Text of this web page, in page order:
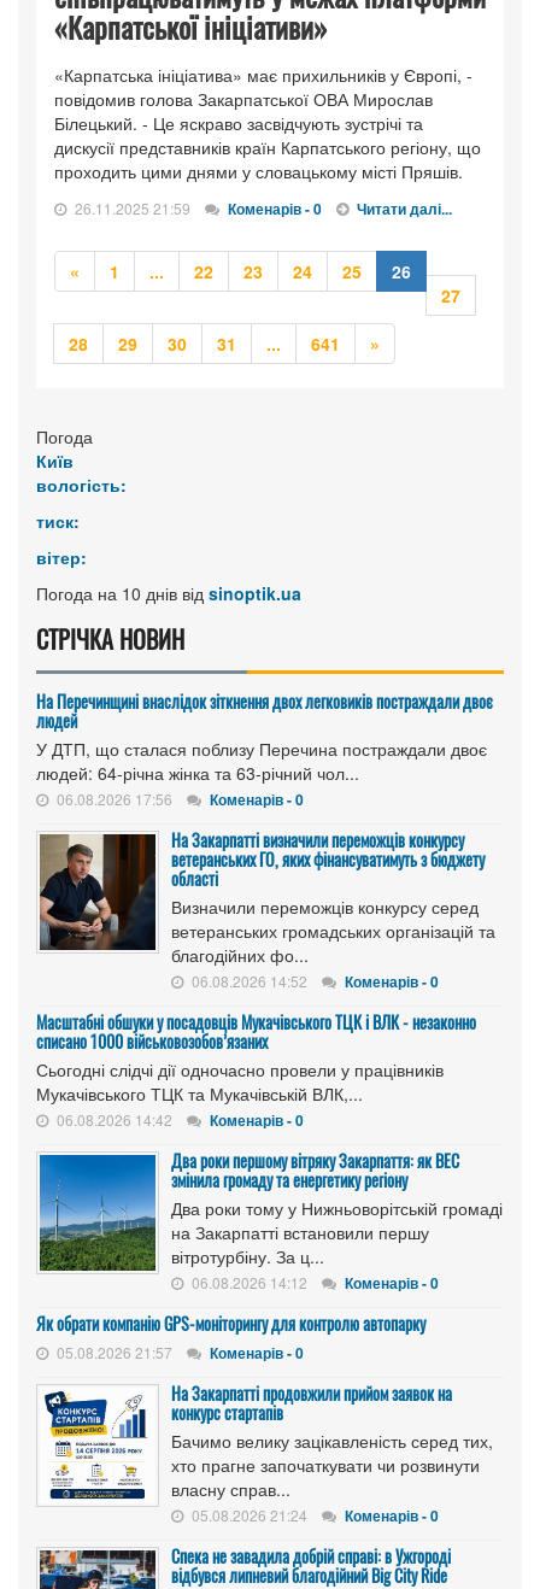
«Карпатської ініціативи»
«Карпатська ініціатива» має прихильників у Європі, -
повідомив голова Закарпатської ОВА Мирослав
Білецький. - Це яскраво засвідчують зустрічі та
дискусії представників країн Карпатського регіону, що
проходить цими днями у словацькому місті Пряшів.
26.11.2025 21:59 Коменарів - 0 Читати далі...
« Попередня
1 ... Попередня
22 23 24 25
26
27
28
29 30 31 ... Попередня
641 »
Погода
Київ
вологість:
тиск:
вітер:
Погода на 10 днів від sinoptik.ua
СТРІЧКА НОВИН
На Перечинщині внаслідок зіткнення двох легковиків постраждали двоє
людей
У ДТП, що сталася поблизу Перечина постраждали двоє
людей: 64-річна жінка та 63-річний чол...
06.08.2026 17:56 Коменарів - 0
На Закарпатті визначили переможців конкурсу
ветеранських ГО, яких фінансуватимуть з бюджету
області
Визначили переможців конкурсу серед
ветеранських громадських організацій та
благодійних фо...
06.08.2026 14:52 Коменарів - 0
Масштабні обшуки у посадовців Мукачівського ТЦК і ВЛК - незаконно
списано 1000 військовозобов’язаних
Сьогодні слідчі дії одночасно провели у працівників
Мукачівського ТЦК та Мукачівській ВЛК,...
06.08.2026 14:42 Коменарів - 0
Два роки першому вітряку Закарпаття: як ВЕС
змінила громаду та енергетику регіону
Два роки тому у Нижньоворітській громаді
на Закарпатті встановили першу
вітротурбіну. За ц...
06.08.2026 14:12 Коменарів - 0
Як обрати компанію GPS-моніторингу для контролю автопарку
05.08.2026 21:57 Коменарів - 0
На Закарпатті продовжили прийом заявок на
конкурс стартапів
Бачимо велику зацікавленість серед тих,
хто прагне започаткувати чи розвинути
власну справ...
05.08.2026 21:24 Коменарів - 0
Спека не завадила добрій справі: в Ужгороді
відбувся липневий благодійний Big City Ride